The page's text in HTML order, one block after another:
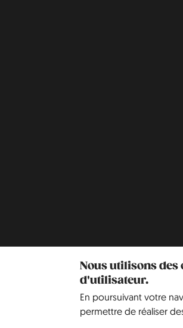
Nous utilisons des
d'utilisateur.
En poursuivant votre
permettre de réaliser